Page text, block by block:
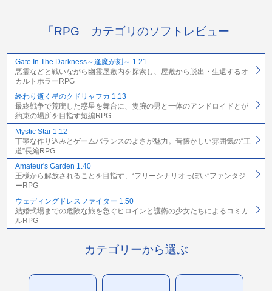
「RPG」カテゴリのソフトレビュー
Gate In The Darkness～逢魔が刻～ 1.21
悪霊などと戦いながら幽霊屋敷内を探索し、屋敷から脱出・生還するオ
カルトホラーRPG
終わり逝く星のクドリャフカ 1.13
最終戦争で荒廃した惑星を舞台に、隻腕の男と一体のアンドロイドとが
約束の場所を目指す短編RPG
Mystic Star 1.12
丁寧な作り込みとゲームバランスのよさが魅力。昔懐かしい雰囲気の“王
道”長編RPG
Amateur's Garden 1.40
王様から解放されることを目指す、“フリーシナリオっぽい”ファンタジ
ーRPG
ウェディングドレスファイター 1.50
結婚式場までの危険な旅を急ぐヒロインと護衛の少女たちによるコミカ
ルRPG
カテゴリーから選ぶ